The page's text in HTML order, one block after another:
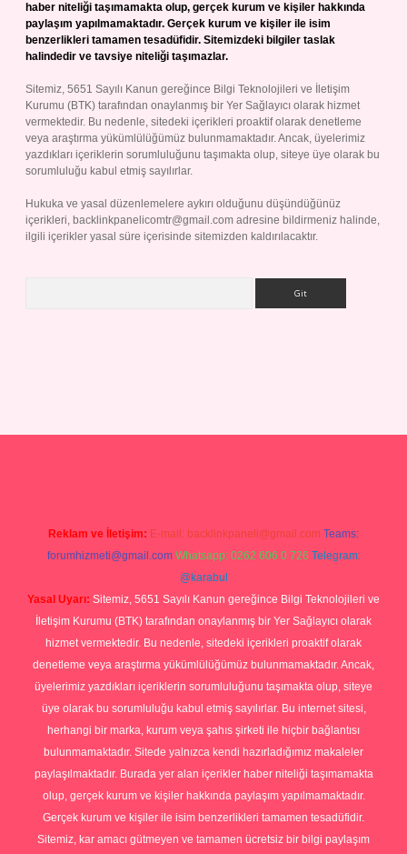
haber niteliği taşımamakta olup, gerçek kurum ve kişiler hakkında
paylaşım yapılmamaktadır. Gerçek kurum ve kişiler ile isim
benzerlikleri tamamen tesadüfidir. Sitemizdeki bilgiler taslak
halindedir ve tavsiye niteliği taşımazlar.
Sitemiz, 5651 Sayılı Kanun gereğince Bilgi Teknolojileri ve İletişim
Kurumu (BTK) tarafından onaylanmış bir Yer Sağlayıcı olarak hizmet
vermektedir. Bu nedenle, sitedeki içerikleri proaktif olarak denetleme
veya araştırma yükümlülüğümüz bulunmamaktadır. Ancak, üyelerimiz
yazdıkları içeriklerin sorumluluğunu taşımakta olup, siteye üye olarak bu
sorumluluğu kabul etmiş sayılırlar.
Hukuka ve yasal düzenlemelere aykırı olduğunu düşündüğünüz
içerikleri, backlinkpanelicomtr@gmail.com adresine bildirmeniz halinde,
ilgili içerikler yasal süre içerisinde sitemizden kaldırılacaktır.
Reklam ve İletişim: E-mail: backlinkpaneli@gmail.com Teams:
forumhizmeti@gmail.com Whatsapp: 0262 606 0 726 Telegram:
@karabul
Yasal Uyarı: Sitemiz, 5651 Sayılı Kanun gereğince Bilgi Teknolojileri ve
İletişim Kurumu (BTK) tarafından onaylanmış bir Yer Sağlayıcı olarak
hizmet vermektedir. Bu nedenle, sitedeki içerikleri proaktif olarak
denetleme veya araştırma yükümlülüğümüz bulunmamaktadır. Ancak,
üyelerimiz yazdıkları içeriklerin sorumluluğunu taşımakta olup, siteye
üye olarak bu sorumluluğu kabul etmiş sayılırlar. Bu internet sitesi,
herhangi bir marka, kurum veya şahıs şirketi ile hiçbir bağlantısı
bulunmamaktadır. Sitede yalnızca kendi hazırladığımız makaleler
paylaşılmaktadır. Burada yer alan içerikler haber niteliği taşımamakta
olup, gerçek kurum ve kişiler hakkında paylaşım yapılmamaktadır.
Gerçek kurum ve kişiler ile isim benzerlikleri tamamen tesadüfidir.
Sitemiz, kar amacı gütmeyen ve tamamen ücretsiz bir bilgi paylaşım